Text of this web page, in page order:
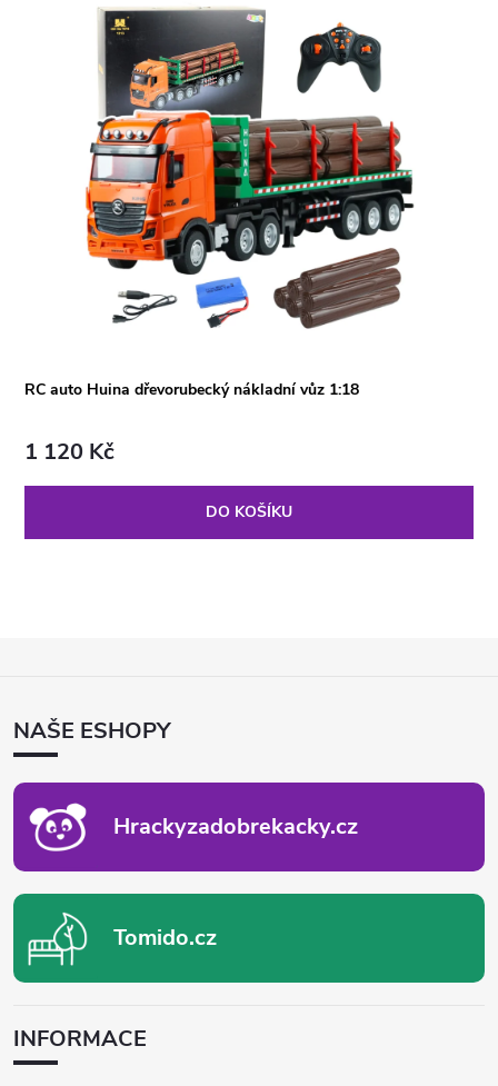
RC auto Huina dřevorubecký nákladní vůz 1:18
1 120 Kč
DO KOŠÍKU
ANAŠE ESHOPY
Hrackyzadobrekacky.cz
Tomido.cz
INFORMACE